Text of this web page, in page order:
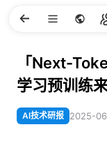
「Next-
学习预训练
AI技术研报 2025-